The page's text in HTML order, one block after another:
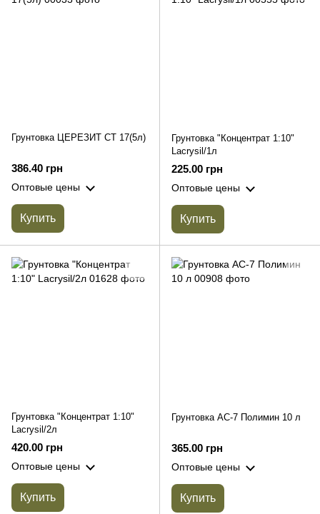
Грунтовка ЦЕРЕЗИТ СТ 17(5л)
386.40 грн
Оптовые цены
Купить
Грунтовка "Концентрат 1:10"
Lacrysil/1л
225.00 грн
Оптовые цены
Купить
Грунтовка "Концентрат 1:10"
Lacrysil/2л
420.00 грн
Оптовые цены
Купить
Грунтовка АС-7 Полимин 10 л
365.00 грн
Оптовые цены
Купить